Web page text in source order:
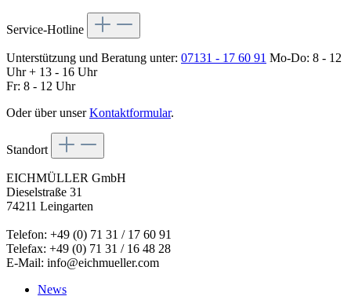
Service-Hotline
Unterstützung und Beratung unter: 07131 - 17 60 91 Mo-Do: 8 - 12
Uhr + 13 - 16 Uhr
Fr: 8 - 12 Uhr
Oder über unserKontaktformular.
Standort
EICHMÜLLER GmbH
Dieselstraße 31
74211 Leingarten
Telefon: +49 (0) 71 31 / 17 60 91
Telefax: +49 (0) 71 31 / 16 48 28
E-Mail: info@eichmueller.com
News